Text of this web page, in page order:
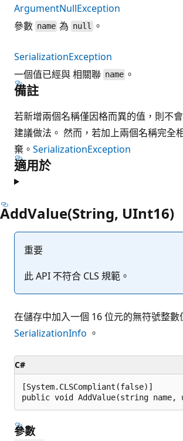
ArgumentNullException
參數 name 為 null 。
SerializationException
一個值已經與 相關聯 name 。
備註
若新增兩個名稱僅因格而異的值，則不
建議做法。 然而，若加上兩個名稱完全
棄。 SerializationException
適用於
AddValue(String, UInt16)
重要
此 API 不符合 CLS 規範。
在儲存中加入一個 16 位元的無符號整數
SerializationInfo 。
C#
[System.CLSCompliant(false)]
public void AddValue(string name,
參數